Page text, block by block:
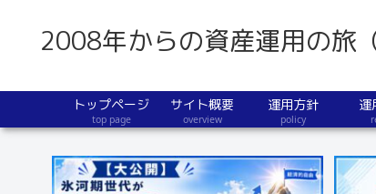
2008年からの資産運用の旅
トップページ
top page
サイト概要
overview
運用方針
policy
運